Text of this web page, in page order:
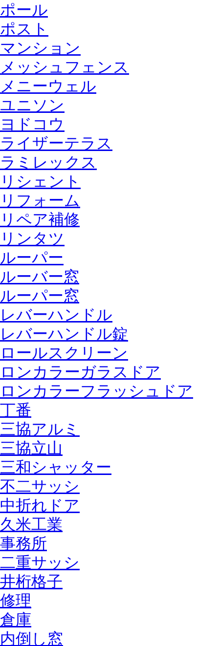
ポール
ポスト
マンション
メッシュフェンス
メニーウェル
ユニソン
ヨドコウ
ライザーテラス
ラミレックス
リシェント
リフォーム
リペア補修
リンタツ
ルーパー
ルーバー窓
ルーパー窓
レバーハンドル
レバーハンドル錠
ロールスクリーン
ロンカラーガラスドア
ロンカラーフラッシュドア
丁番
三協アルミ
三協立山
三和シャッター
不二サッシ
中折れドア
久米工業
事務所
二重サッシ
井桁格子
修理
倉庫
内倒し窓